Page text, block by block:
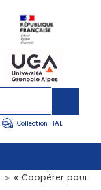
Collection HAL
> « Coopérer pour